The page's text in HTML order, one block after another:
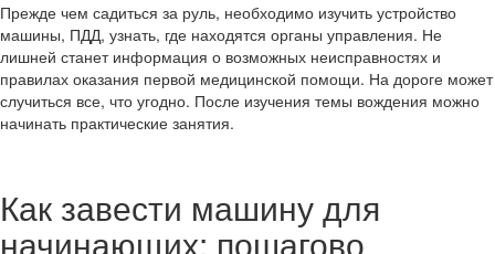
Прежде чем садиться за руль, необходимо изучить устройство
машины, ПДД, узнать, где находятся органы управления. Не
лишней станет информация о возможных неисправностях и
правилах оказания первой медицинской помощи. На дороге может
случиться все, что угодно. После изучения темы вождения можно
начинать практические занятия.
Как завести машину для
начинающих: пошагово